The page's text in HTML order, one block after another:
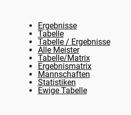
Ergebnisse
Tabelle
Tabelle / Ergebnisse
Alle Meister
Tabelle/Matrix
Ergebnismatrix
Mannschaften
Statistiken
Ewige Tabelle